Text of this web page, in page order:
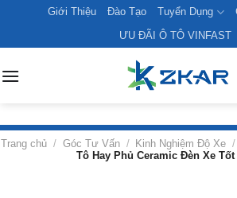
content
Giới Thiệu Đào Tạo Tuyển Dụng
ƯU ĐÃI Ô TÔ VINFAST
Trang chủ / Góc Tư Vấn / Kinh Nghiệm Độ Xe /
Tô Hay Phủ Ceramic Đèn Xe